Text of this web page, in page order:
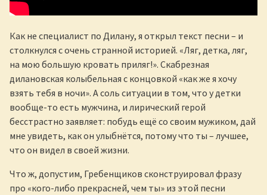
Как не специалист по Дилану, я открыл текст песни – и
столкнулся с очень странной историей. «Ляг, детка, ляг,
на мою большую кровать приляг!». Скабрезная
дилановская колыбельная с концовкой «как же я хочу
взять тебя в ночи». А соль ситуации в том, что у детки
вообще-то есть мужчина, и лирический герой
бесстрастно заявляет: побудь ещё со своим мужиком, дай
мне увидеть, как он улыбнётся, потому что ты – лучшее,
что он видел в своей жизни.
Что ж, допустим, Гребенщиков сконструировал фразу
про «кого-либо прекрасней, чем ты» из этой песни